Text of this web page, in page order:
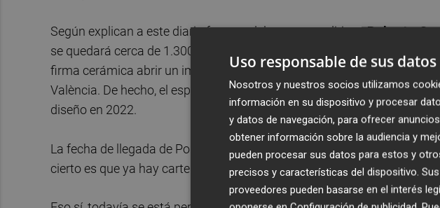
Según explican a este diario fuentes del grupo que dirigenRoberto
se quedará cerca de 1.300 metros cuadrados de los 5.000 que
firma cerámica abrir un importante establecimiento en una de las
València. De hecho, el espacio pretende hacer un guiño a la elección
diseño en 2022.
La fecha de llegada de Porcelanosa aún está por determinar, según
cierto es que ya hay carteles en los escaparates del espacio
Uso responsable de sus datos
Nosotros y nuestros socios utilizamos
información en su dispositivo y procesar
y datos de navegación, para ofrecer
obtener información sobre la audiencia y
pueden procesar sus datos para estos y
precisos y características del dispositivo.
proveedores pueden basarse en el interés